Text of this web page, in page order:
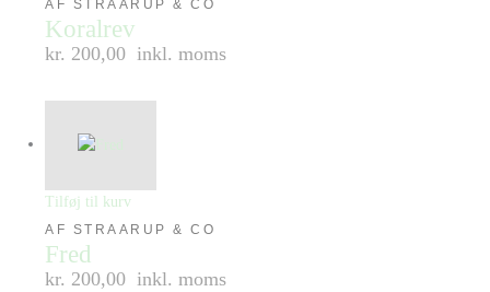
AF STRAARUP & CO
Koralrev
kr. 200,00 inkl. moms
Tilføj til kurv
AF STRAARUP & CO
Fred
kr. 200,00 inkl. moms